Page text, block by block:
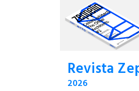
Revista
2026